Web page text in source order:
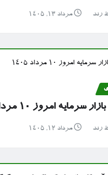
رند مرداد ۱۳, ۱۴۰۵
سرمایه امروز ۱۰ مرداد ۱۴۰۵
رند مرداد ۱۲, ۱۴۰۵